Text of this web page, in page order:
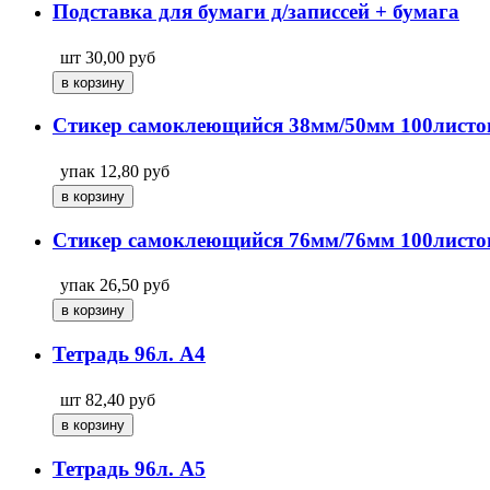
Подставка для бумаги д/записсей + бумага
шт 30,00 руб
Стикер самоклеющийся 38мм/50мм
упак 12,80 руб
Стикер самоклеющийся 76мм/76мм
упак 26,50 руб
Тетрадь 96л. А4
шт 82,40 руб
Тетрадь 96л. А5